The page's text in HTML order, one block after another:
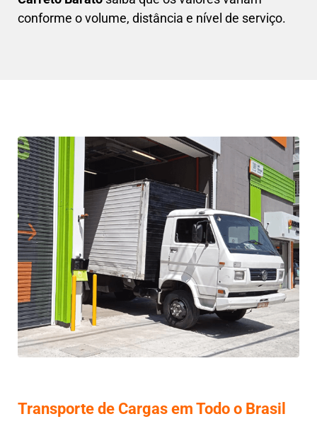
conforme o volume, distância e nível de serviço.
Transporte de Cargas em Todo o Brasil